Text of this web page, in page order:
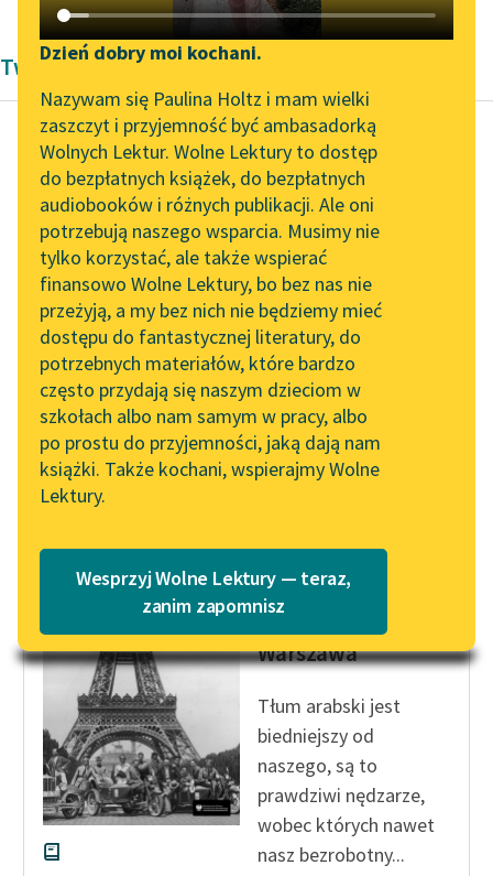
Katalog DAISY
Podkasty o książkach
Zgłoś brak utworu
Aktualności
Zapraszamy na spotkanie
online z tłumaczkami
literatury skandynawskiej
Spotkanie z Katarzyną
Tunkiel w Oslo
Wolne Lektury na 32.
Pol’and’Rock Festivalu
„Kochanek Lady
Chatterley” do słuchania
na Wolnych Lekturach
Nowy audiobook –
„Marzenie o Oriencie”
Lektury szkolne i klasyka
literatury do słuchania dla
uczennic i uczniów z
niepełnosprawnościami
E-kolekcja lektur
szkolnych i literatury do
słuchania dla uczennic i
uczniów z
Narzędzia
Mapa Wolnych Lektur
Leśmianator
Przewodnik dla piszących i
czytających
API
OAI-PMH
Widget Wolnych Lektur
Przypisy
Katalog w formacie PDF
Dzień dobry moi kochani.
Nazywam się Paulina Holtz i mam wielki
zaszczyt i przyjemność być ambasadorką
Wolnych Lektur. Wolne Lektury to dostęp
do bezpłatnych książek, do bezpłatnych
audiobooków i różnych publikacji. Ale oni
potrzebują naszego wsparcia. Musimy nie
tylko korzystać, ale także wspierać
finansowo Wolne Lektury, bo bez nas nie
przeżyją, a my bez nich nie będziemy mieć
dostępu do fantastycznej literatury, do
potrzebnych materiałów, które bardzo
często przydają się naszym dzieciom w
szkołach albo nam samym w pracy, albo
po prostu do przyjemności, jaką dają nam
książki. Także kochani, wspierajmy Wolne
Lektury.
Wesprzyj Wolne Lektury — teraz,
zanim zapomnisz
Twórczość Jan Masoński
Jan Masoński
Na szlaku
Warszawa-Afryka-
Warszawa
We Włoszech panuje
bieda, o której się nie
pisze i nie mówi, ale
którą się...
Czytaj więcej
Na szlaku
Warszawa-Afryka-
Warszawa
Tłum arabski jest
biedniejszy od
naszego, są to
prawdziwi nędzarze,
wobec których nawet
nasz bezrobotny...